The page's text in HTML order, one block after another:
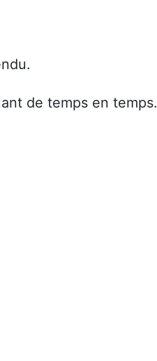
de temps en temps.